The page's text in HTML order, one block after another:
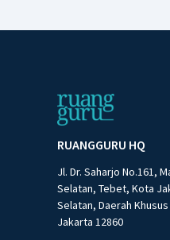
RUANGGURU HQ
Jl. Dr. Saharjo No.161,
Selatan, Tebet, Kota
Selatan, Daerah
Jakarta 12860